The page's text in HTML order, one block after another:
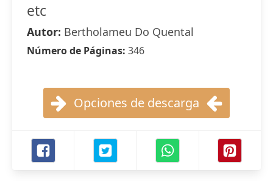
etc
Autor: Bertholameu Do Quental
Número de Páginas: 346
Opciones de descarga